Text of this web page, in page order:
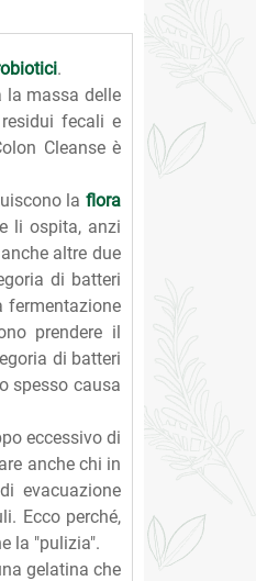
.
la massa delle
fecali e
Cleanse è
la flora
li ospita, anzi
altre due
di batteri
fermentazione
prendere il
di batteri
spesso causa
eccessivo di
anche chi in
evacuazione
Ecco perché,
la "pulizia".
gelatina che